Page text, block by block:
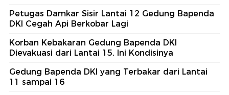
Petugas Damkar Sisir Lantai 12 Gedung Bapenda
DKI Cegah Api Berkobar Lagi
Korban Kebakaran Gedung Bapenda DKI
Dievakuasi dari Lantai 15, Ini Kondisinya
Gedung Bapenda DKI yang Terbakar dari Lantai
11 sampai 16